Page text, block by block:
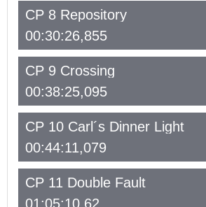
CP 8 Repository
00:30:26,855
CP 9 Crossing
00:38:25,095
CP 10 Carl´s Dinner Light
00:44:11,079
CP 11 Double Fault
01:05:10,62